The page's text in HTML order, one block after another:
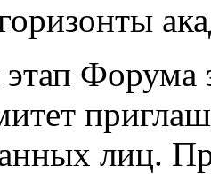
Форума
лиц.